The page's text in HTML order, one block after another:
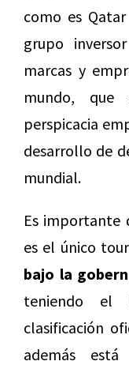
como es
grupo
marcas y
mundo, que
perspicacia
desarrollo de
mundial.
Es importante
es el único
bajo la
teniendo el
clasificación
además